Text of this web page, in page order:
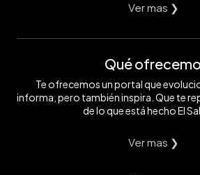
Ver mas ❯
Qué
Te ofrecemos un portal que
informa, pero también inspira. Que te
de lo que está hecho El
Ver mas ❯